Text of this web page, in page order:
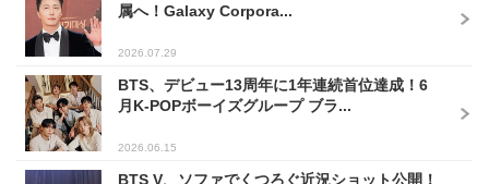
属へ！Galaxy Corpora...
2026.07.29
BTS、デビュー13周年に1年連続首位達成！6
月K-POPボーイズグループ ブラ...
2026.06.15
BTS V、ソファでくつろぐ近況ショット公開！